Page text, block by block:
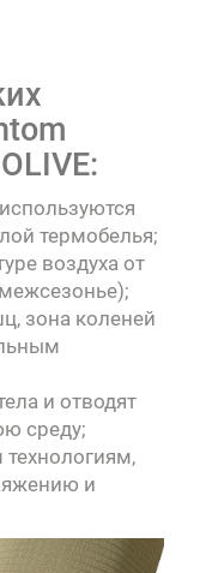
термобелья;
воздуха от
зона коленей
и отводят
среду;
и